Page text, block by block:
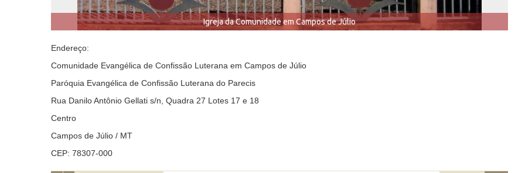
Igreja da Comunidade em Campos de Júlio
Endereço:
Comunidade Evangélica de Confissão Luterana em Campos de Júlio
Paróquia Evangélica de Confissão Luterana do Parecis
Rua Danilo Antônio Gellati s/n, Quadra 27 Lotes 17 e 18
Centro
Campos de Júlio / MT
CEP: 78307-000